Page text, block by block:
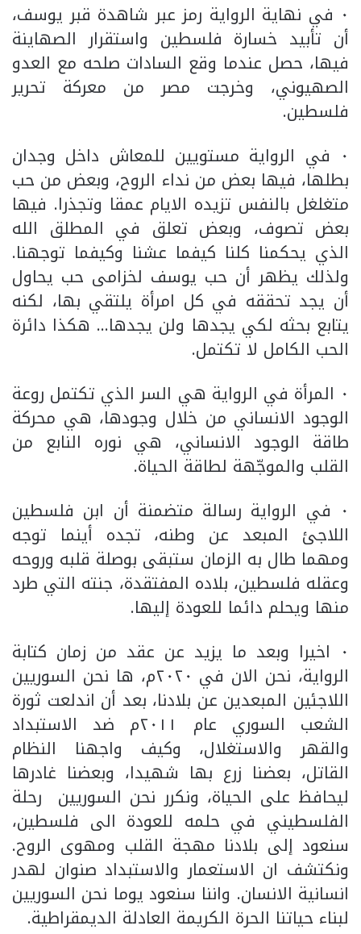
٠ في نهاية الرواية رمز عبر شاهدة قبر يوسف،
أن تأبيد خسارة فلسطين واستقرار الصهاينة
فيها، حصل عندما وقع السادات صلحه مع العدو
الصهيوني، وخرجت مصر من معركة تحرير
فلسطين.
٠ في الرواية مستويين للمعاش داخل وجدان
بطلها، فيها بعض من نداء الروح، وبعض من حب
متغلغل بالنفس تزيده الايام عمقا وتجذرا. فيها
بعض تصوف، وبعض تعلق في المطلق الله
الذي يحكمنا كلنا كيفما عشنا وكيفما توجهنا.
ولذلك يظهر أن حب يوسف لخزامى حب يحاول
أن يجد تحققه في كل امرأة يلتقي بها، لكنه
يتابع بحثه لكي يجدها ولن يجدها… هكذا دائرة
الحب الكامل لا تكتمل.
٠ المرأة في الرواية هي السر الذي تكتمل روعة
الوجود الانساني من خلال وجودها، هي محركة
طاقة الوجود الانساني، هي نوره النابع من
القلب والموجّهة لطاقة الحياة.
٠ في الرواية رسالة متضمنة أن ابن فلسطين
اللاجئ المبعد عن وطنه، تجده أينما توجه
ومهما طال به الزمان ستبقى بوصلة قلبه وروحه
وعقله فلسطين، بلاده المفتقدة، جنته التي طرد
منها ويحلم دائما للعودة إليها.
٠ اخيرا وبعد ما يزيد عن عقد من زمان كتابة
الرواية، نحن الان في ٢٠٢٠م، ها نحن السوريين
اللاجئين المبعدين عن بلادنا، بعد أن اندلعت ثورة
الشعب السوري عام ٢٠١١م ضد الاستبداد
والقهر والاستغلال، وكيف واجهنا النظام
القاتل، بعضنا زرع بها شهيدا، وبعضنا غادرها
ليحافظ على الحياة، ونكرر نحن السوريين رحلة
الفلسطيني في حلمه للعودة الى فلسطين،
سنعود إلى بلادنا مهجة القلب ومهوى الروح.
ونكتشف ان الاستعمار والاستبداد صنوان لهدر
انسانية الانسان. واننا سنعود يوما نحن السوريين
لبناء حياتنا الحرة الكريمة العادلة الديمقراطية.